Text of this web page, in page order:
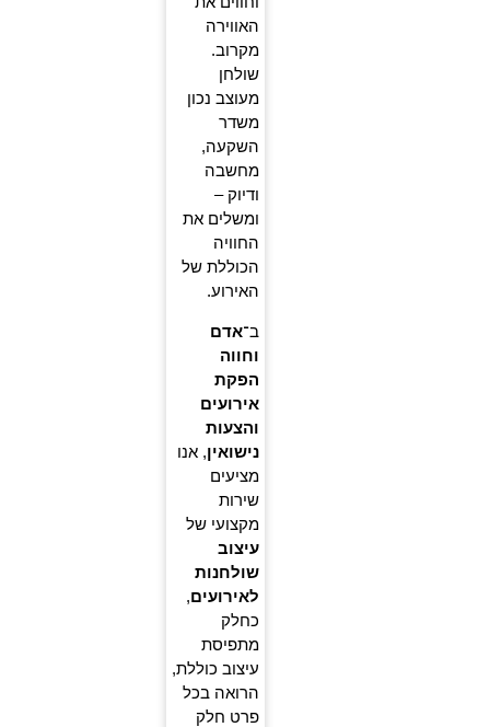
האווירה
מקרוב.
שולחן
מעוצב נכון
משדר
השקעה,
מחשבה
ודיוק –
ומשלים את
החוויה
הכוללת של
האירוע.
ב־אדם
וחווה
הפקת
אירועים
והצעות
נישואין, אנו
מציעים
שירות
מקצועי של
עיצוב
שולחנות
לאירועים,
כחלק
מתפיסת
עיצוב כוללת,
הרואה בכל
פרט חלק